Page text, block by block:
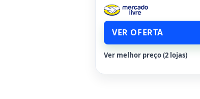
VER OFERTA
Ver melhor preço (2 lojas)